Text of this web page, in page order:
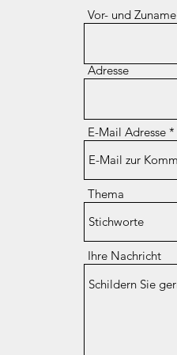
Vor- und Zuname
Adresse
E-Mail Adresse
Thema
Ihre Nachricht